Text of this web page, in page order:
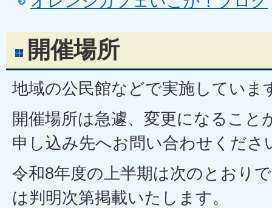
開催場所
地域の公民館などで実施していま
開催場所は急遽、変更になること
申し込み先へお問い合わせくださ
令和8年度の上半期は次のとおり
は判明次第掲載いたします。